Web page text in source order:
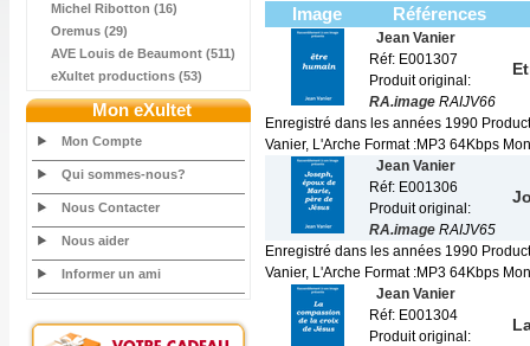
Michel Ribotton (16)
Oremus (29)
AVE Louis de Beaumont (511)
eXultet productions (53)
Mon eXultet
Mon Compte
Qui sommes-nous?
Nous Contacter
Nous aider
Informer un ami
Image Références
Jean Vanier
Réf: E001307
Produit original:
RA.image RAIJV66
Enregistré dans les années 1990
Vanier, L'Arche Format :MP3 64Kbps
Jean Vanier
Réf: E001306
Produit original:
RA.image RAIJV65
Enregistré dans les années 1990
Vanier, L'Arche Format :MP3 64Kbps
Jean Vanier
Réf: E001304
Produit original: